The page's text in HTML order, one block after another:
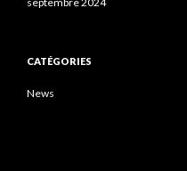
CATÉGORIES
News